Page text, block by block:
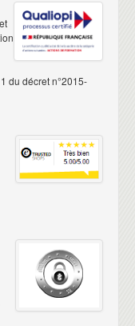
du décret n°2015-